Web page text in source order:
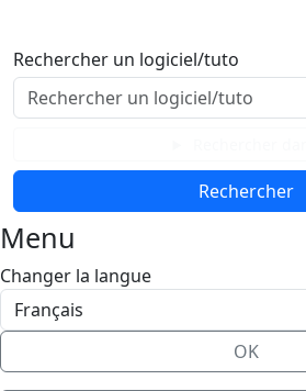
Contenu principal
Menu
Bas de page
Rechercher un logiciel/tuto
Menu
Changer la langue
OK